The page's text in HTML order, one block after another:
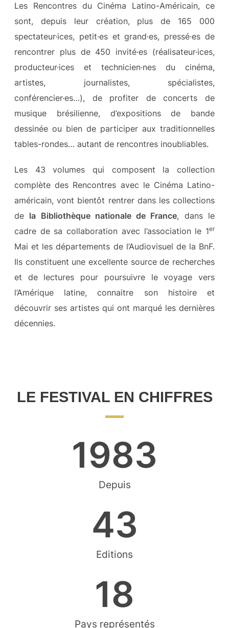
Les Rencontres du Cinéma Latino-Américain, ce
sont, depuis leur création, plus de 165 000
spectateur·ices, petit·es et grand·es, pressé·es de
rencontrer plus de 450 invité·es (réalisateur·ices,
producteur·ices et technicien·nes du cinéma,
artistes, journalistes, spécialistes,
conférencier·es…), de profiter de concerts de
musique brésilienne, d’expositions de bande
dessinée ou bien de participer aux traditionnelles
tables-rondes… autant de rencontres inoubliables.
Les 43 volumes qui composent la collection
complète des Rencontres avec le Cinéma Latino-
américain, vont bientôt rentrer dans les collections
de la Bibliothèque nationale de France, dans le
cadre de sa collaboration avec l’association le 1er
Mai et les départements de l’Audiovisuel de la BnF.
Ils constituent une excellente source de recherches
et de lectures pour poursuivre le voyage vers
l’Amérique latine, connaitre son histoire et
découvrir ses artistes qui ont marqué les dernières
décennies.
LE FESTIVAL EN CHIFFRES
1983
Depuis
43
Editions
18
Pays représentés